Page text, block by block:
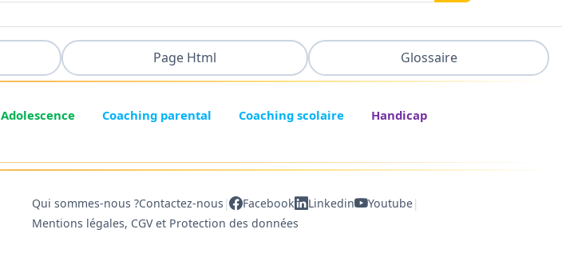
Page Html Glossaire
Adolescence Coaching parental Coaching scolaire
Handicap
Qui sommes-nous ?Contactez-nous | Facebook Linkedin Youtube|
Mentions légales, CGV et Protection des données